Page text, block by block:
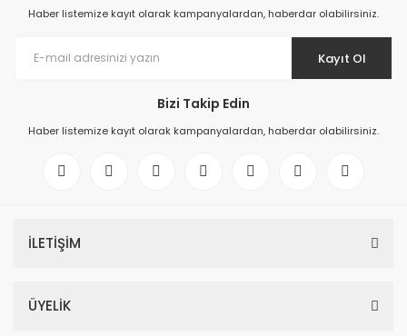
Haber listemize kayıt olarak kampanyalardan, haberdar olabilirsiniz.
Kayıt Ol
Bizi Takip Edin
Haber listemize kayıt olarak kampanyalardan, haberdar olabilirsiniz.
İLETİŞİM
ÜYELİK